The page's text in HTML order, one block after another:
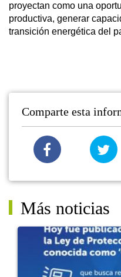
proyectan como una
productiva, generar
transición energética del
Comparte esta
Más noticias